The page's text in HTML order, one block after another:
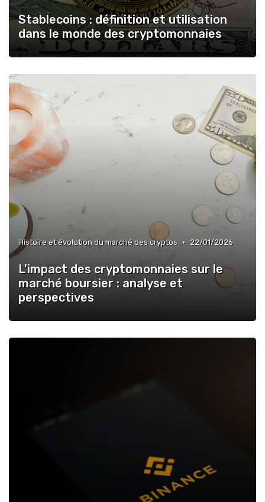
Stablecoins : définition et utilisation
dans le monde des cryptomonnaies
Histoire et évolution du marché des cryptos • 22/01/2026
L'impact des cryptomonnaies sur le
marché boursier : analyse et
perspectives